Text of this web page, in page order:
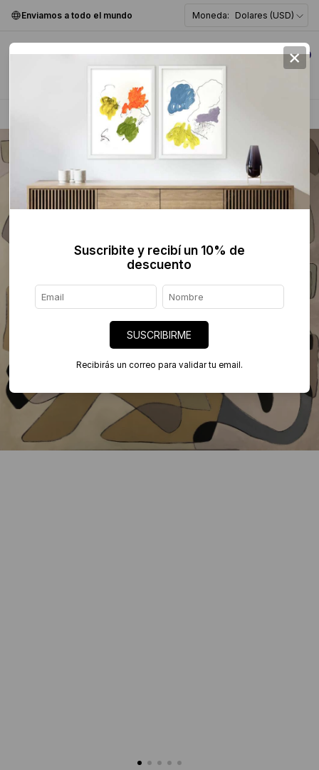
Enviamos a todo el mundo Moneda: Dolares (USD)
0
Abstracta >
×
Suscribite y recibí un 10% de
descuento
SUSCRIBIRME
Recibirás un correo para validar tu email.